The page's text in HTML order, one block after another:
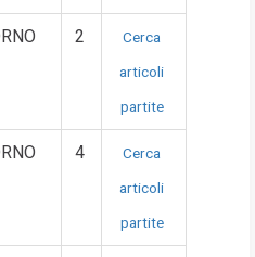
2
Cerca
articoli
partite
4
Cerca
articoli
partite